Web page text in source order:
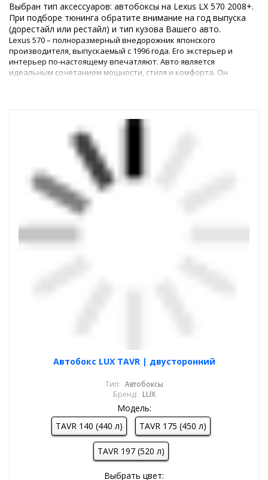
Выбран тип аксессуаров: автобоксы на Lexus LX 570 2008+.
При подборе тюнинга обратите внимание на год выпуска
(дорестайл или рестайл) и тип кузова Вашего авто.
Lexus 570 – полноразмерный внедорожник японского
производителя, выпускаемый с 1996 года. Его экстерьер и
интерьер по-настоящему впечатляют. Авто является
идеальным сочетанием мощности, стиля и комфорта. Он
Автобокс LUX TAVR | двусторонний
Тип: Автобоксы
Бренд: LUX
Модель:
TAVR 140 (440 л)
TAVR 175 (450 л)
TAVR 197 (520 л)
Выбрать цвет: